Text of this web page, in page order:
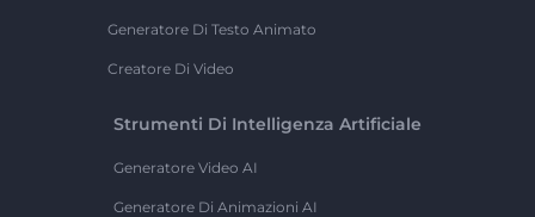
Generatore Di Testo Animato
Creatore Di Video
Strumenti Di Intelligenza Artificiale
Generatore Video AI
Generatore Di Animazioni AI